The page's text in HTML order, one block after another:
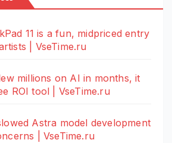
11 is a fun, midpriced entry
| VseTime.ru
millions on AI in months, it
ROI tool | VseTime.ru
Astra model development
| VseTime.ru